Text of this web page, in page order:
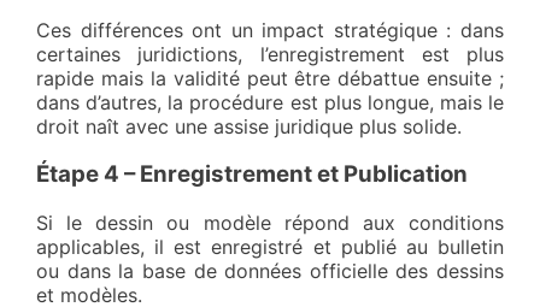
Ces différences ont un impact stratégique : dans
certaines juridictions, l’enregistrement est plus
rapide mais la validité peut être débattue ensuite ;
dans d’autres, la procédure est plus longue, mais le
droit naît avec une assise juridique plus solide.
Étape 4 – Enregistrement et Publication
Si le dessin ou modèle répond aux conditions
applicables, il est enregistré et publié au bulletin
ou dans la base de données officielle des dessins
et modèles.